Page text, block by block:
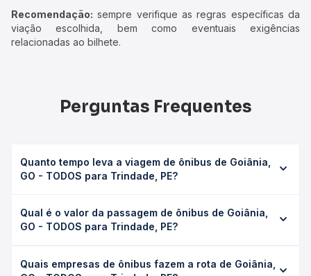
Recomendação: sempre verifique as regras específicas da
viação escolhida, bem como eventuais exigências
relacionadas ao bilhete.
Perguntas Frequentes
Quanto tempo leva a viagem de ônibus de Goiânia,
GO - TODOS para Trindade, PE?
Trindade, PE leva em média 45h 26min, podendo variar
conforme a viação, o tipo de serviço (convencional,
duração exata de cada opção na data desejada.
Qual é o valor da passagem de ônibus de Goiânia,
GO - TODOS para Trindade, PE?
para Trindade, PE custa em média R$ 615,34 e varia
Quais empresas de ônibus fazem a rota de Goiânia,